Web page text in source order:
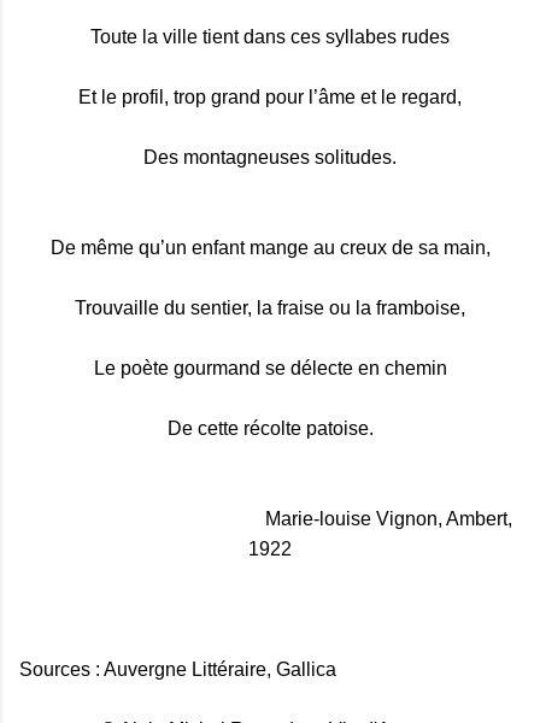
Toute la ville tient dans ces syllabes rudes
Et le profil, trop grand pour l’âme et le regard,
Des montagneuses solitudes.
De même qu’un enfant mange au creux de sa main,
Trouvaille du sentier, la fraise ou la framboise,
Le poète gourmand se délecte en chemin
De cette récolte patoise.
Marie-louise Vignon, Ambert,
1922
Sources : Auvergne Littéraire, Gallica